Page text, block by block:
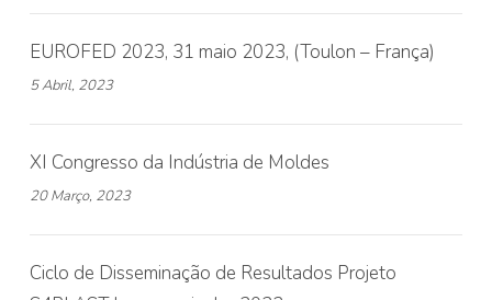
EUROFED 2023, 31 maio 2023, (Toulon – França)
5 Abril, 2023
XI Congresso da Indústria de Moldes
20 Março, 2023
Ciclo de Disseminação de Resultados Projeto